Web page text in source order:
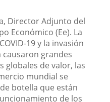
Director Adjunto del
Económico (Ee). La
19 y la invasión
causaron grandes
globales de valor, las
mundial se
botella que están
de los